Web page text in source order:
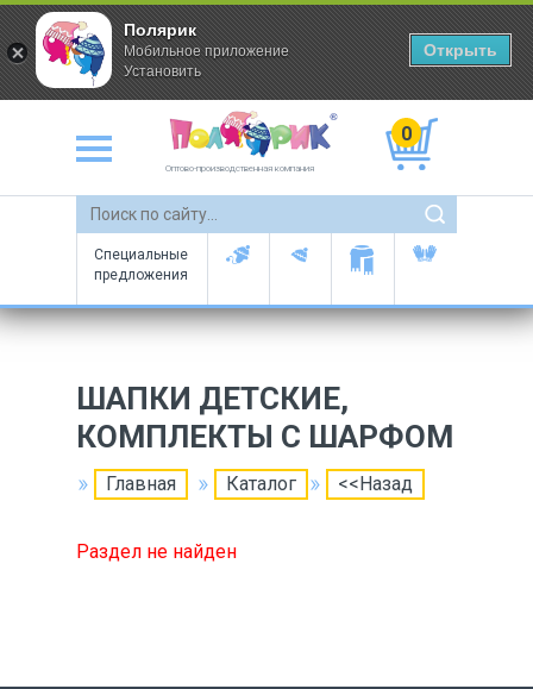
Оптово-производственная компания
0
Специальные
предложения
ШАПКИ ДЕТСКИЕ,
КОМПЛЕКТЫ С ШАРФОМ
Главная Каталог <<Назад
Раздел не найден
Полярик
Мобильное приложение
Установить
Открыть